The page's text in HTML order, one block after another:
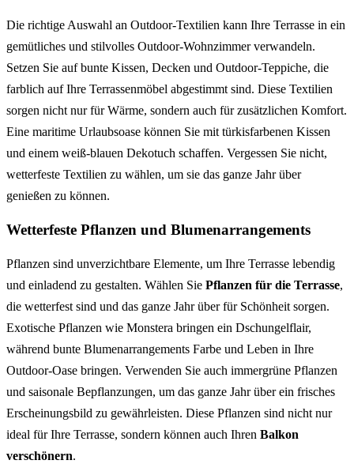
Die richtige Auswahl an Outdoor-Textilien kann Ihre Terrasse in ein
gemütliches und stilvolles Outdoor-Wohnzimmer verwandeln.
Setzen Sie auf bunte Kissen, Decken und Outdoor-Teppiche, die
farblich auf Ihre Terrassenmöbel abgestimmt sind. Diese Textilien
sorgen nicht nur für Wärme, sondern auch für zusätzlichen Komfort.
Eine maritime Urlaubsoase können Sie mit türkisfarbenen Kissen
und einem weiß-blauen Dekotuch schaffen. Vergessen Sie nicht,
wetterfeste Textilien zu wählen, um sie das ganze Jahr über
genießen zu können.
Wetterfeste Pflanzen und Blumenarrangements
Pflanzen sind unverzichtbare Elemente, um Ihre Terrasse lebendig
und einladend zu gestalten. Wählen Sie Pflanzen für die Terrasse,
die wetterfest sind und das ganze Jahr über für Schönheit sorgen.
Exotische Pflanzen wie Monstera bringen ein Dschungelflair,
während bunte Blumenarrangements Farbe und Leben in Ihre
Outdoor-Oase bringen. Verwenden Sie auch immergrüne Pflanzen
und saisonale Bepflanzungen, um das ganze Jahr über ein frisches
Erscheinungsbild zu gewährleisten. Diese Pflanzen sind nicht nur
ideal für Ihre Terrasse, sondern können auch Ihren Balkon
verschönern.